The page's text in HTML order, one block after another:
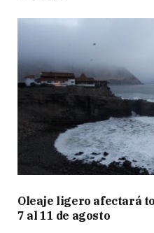
Oleaje ligero afectará
7 al 11 de agosto